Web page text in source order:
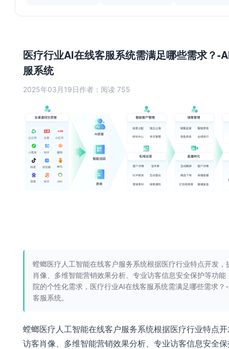
医疗行业AI在线客服系统需满足哪些需求？-
服系统
2025年03月19日作者： 阅读 755
螳螂医疗人工智能在线客户服务系统根据医疗行业特点开发，
肖像、多维智能营销效果分析、专业访客信息安全保护等功能
院的个性化需求，医疗行业AI在线客服系统需满足哪些需求？
客服系统。
螳螂医疗人工智能在线客户服务系统根据医疗行业特点
访客肖像、多维智能营销效果分析、专业访客信息安全